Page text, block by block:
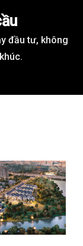
đầu tư, không